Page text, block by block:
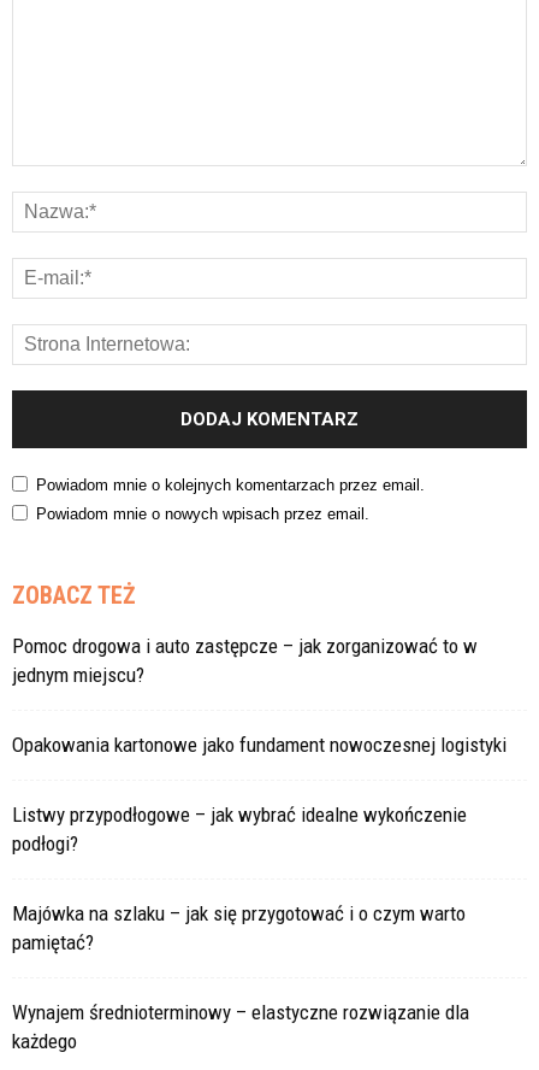
Powiadom mnie o kolejnych komentarzach przez email.
Powiadom mnie o nowych wpisach przez email.
ZOBACZ TEŻ
Pomoc drogowa i auto zastępcze – jak zorganizować to w
jednym miejscu?
Opakowania kartonowe jako fundament nowoczesnej logistyki
Listwy przypodłogowe – jak wybrać idealne wykończenie
podłogi?
Majówka na szlaku – jak się przygotować i o czym warto
pamiętać?
Wynajem średnioterminowy – elastyczne rozwiązanie dla
każdego